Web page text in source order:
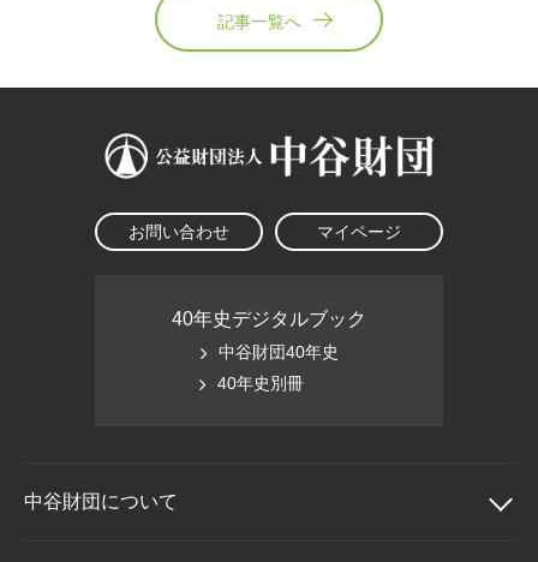
記事一覧へ
お問い合わせ マイページ
40年史デジタルブック
中谷財団40年史
40年史別冊
中谷財団について